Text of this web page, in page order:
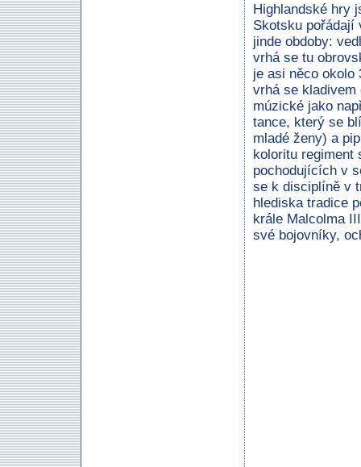
Highlandské hry
Skotsku pořádají
jinde obdoby:
vrhá se tu
je asi něco
vrhá se
múzické jako
tance, který se
mladé ženy) a
koloritu regiment
pochodujících v
se k disciplíně v
hlediska tradice
krále Malcolma
své bojovníky,